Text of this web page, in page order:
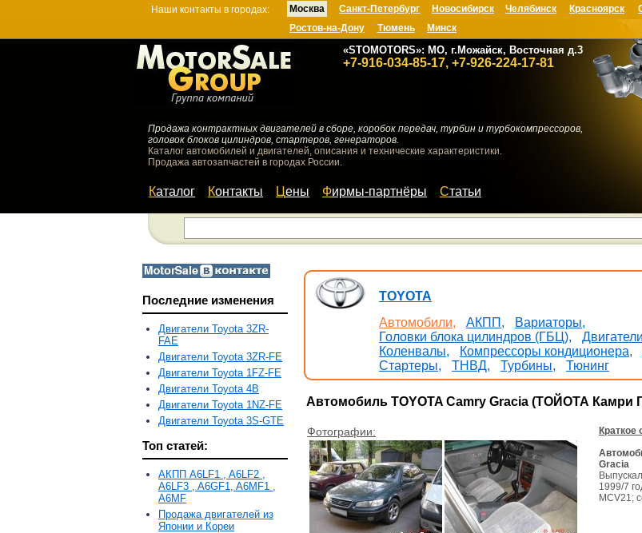
Наши контакты в городах: Москва
«STOMOTORS»: МО, г.Можайск, Восточная д.3
+7-916-034-85-17, +7-926-224-17-81
Санкт-Петербург Новосибирск Челябинск Красноярск
Ростов-на-Дону
Тюмень Минск
Продажа контрактных двигателей в сборе, коробок передач, турбин и турбокомпрессоров,
головок блоков цилиндров, стартеров, генераторов.
Каталог автомобилей и двигателей, описания и технические характеристики.
Продажа автозапчастей в городах России.
Каталог Контакты Цены Фирмы-партнёры Статьи
Последние изменения
Двигатели Toyota 3ZR-
FAE
Двигатели Toyota 3ZR-FE
Двигатели Toyota 1FZ-FE
Двигатели Toyota 4B
Двигатели Toyota 1NZ-FE
Двигатели Toyota 3S-GTE
Топ статей:
АКПП A6LF1 , A6LF2 ,
A6LF3 , A6GF1, A6MF1 ,
A6MF
Продажа двигателей из
Японии и Кореи
TOYOTA
Автомобили,
АКПП,
Вариаторы,
Головки блока цилиндров (ГБЦ),
Коленвалы,
Компрессоры кондиционера,
Стартеры,
ТНВД, Турбины, Тюнинг
Автомобиль TOYOTA Camry Gracia (ТОЙОТА Камри
Фотографии:
Краткое
Gracia
1999/7
MCV21;